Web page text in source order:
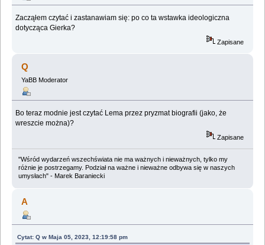
Zacząłem czytać i zastanawiam się: po co ta wstawka ideologiczna
dotycząca Gierka?
Zapisane
Q
YaBB Moderator
Bo teraz modnie jest czytać Lema przez pryzmat biografii (jako, że
wreszcie można)?
Zapisane
"Wśród wydarzeń wszechświata nie ma ważnych i nieważnych, tylko my
różnie je postrzegamy. Podział na ważne i nieważne odbywa się w naszych
umysłach" - Marek Baraniecki
A
Cytat: Q w Maja 05, 2023, 12:19:58 pm